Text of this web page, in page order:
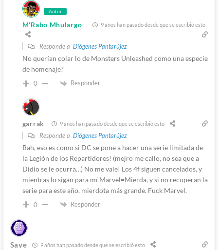
Autor
M'Rabo Mhulargo 9 años han pasado desde que se escribió esto
Responde a Diógenes Pantarújez
No querían colar lo de Monsters Unleashed como una especie
de homenaje?
0 Responder
garrak 9 años han pasado desde que se escribió esto
Responde a Diógenes Pantarújez
Bah, eso es como si DC se pone a hacer una serie limitada de
la Legión de los Repartidores! (mejro me callo, no sea que a
Didio se le ocurra…) No me vale! Los 4f siguen cancelados, y
mientras lo sigan para mí Marvel=Mierda, y si no recuperan la
serie para este año, mierdota más grande. Fuck Marvel.
0 Responder
Save 9 años han pasado desde que se escribió esto